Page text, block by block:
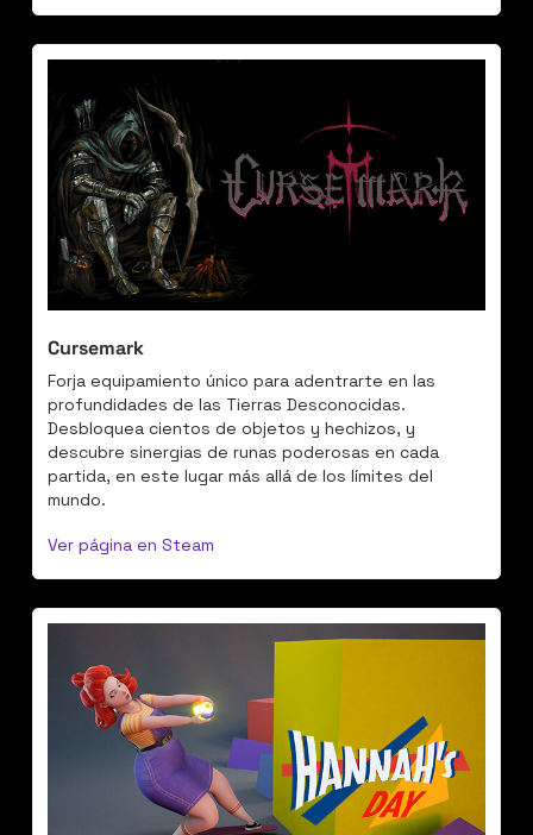
Cursemark
Forja equipamiento único para adentrarte en las
profundidades de las Tierras Desconocidas.
Desbloquea cientos de objetos y hechizos, y
descubre sinergias de runas poderosas en cada
partida, en este lugar más allá de los límites del
mundo.
Ver página en Steam